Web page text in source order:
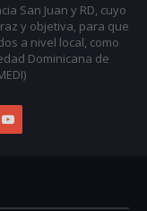
San Juan y RD, cuyo
y objetiva, para que
a nivel local, como
Dominicana de